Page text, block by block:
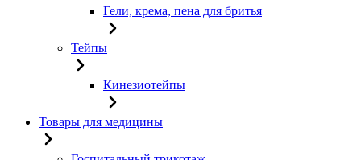
Гели, крема, пена для бритья
Тейпы
Кинезиотейпы
Товары для медицины